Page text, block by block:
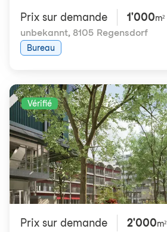
Prix ​​sur demande 1'000m²
unbekannt, 8105 Regensdorf
Bureau
Vérifié
Prix ​​sur demande 2'000m²